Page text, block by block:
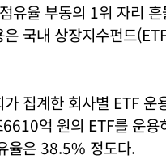
유율 부동의 1위 자리 흔
은 국내 상장지수펀드
가 집계한 회사별 ETF
억 원의 ETF를 운용
율은 38.5% 정도다.